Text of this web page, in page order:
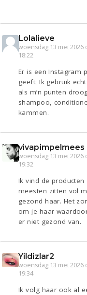
Lolalieve
woensdag 13 mei 2026
18:22
Er is een Instagram
geeft. Ik gebruik
als m’n punten
shampoo,
kammen.
vivapimpelmees
woensdag 13 mei 2026
19:32
Ik vind de
meesten zitten vol
gezond haar. Het
om je haar
er niet gezond van.
Yildizlar2
woensdag 13 mei 2026
19:34
Ik volg haar ook al